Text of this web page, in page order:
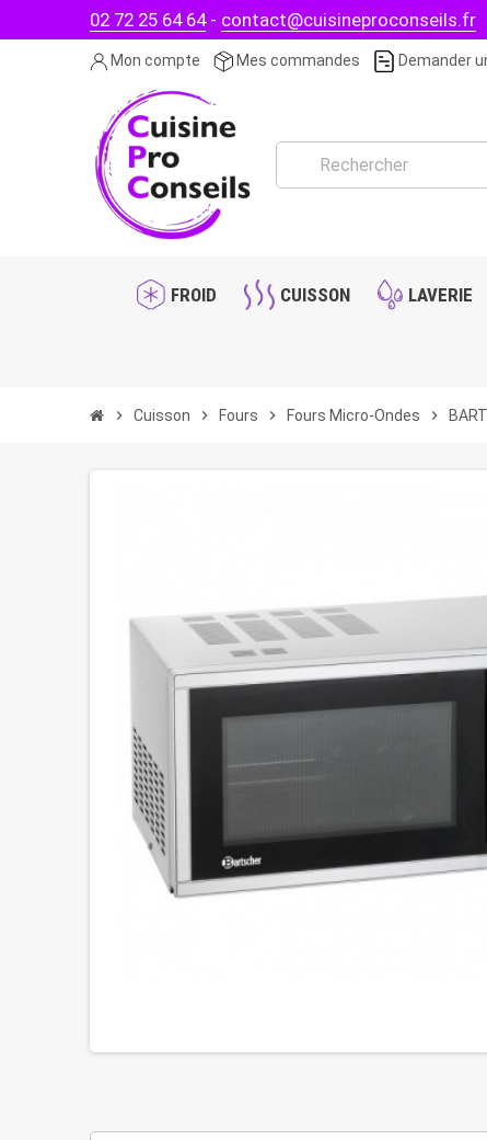
02 72 25 64 64- contact@cuisineproconseils.fr
Mon compte Mes commandes Demander
FROID CUISSON LAVERIE
chevron_right Cuisson chevron_right Fours chevron_right Fours Micro-Ondes chevron_right